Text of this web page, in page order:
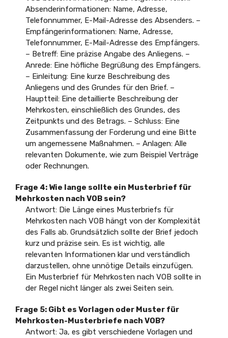
Absenderinformationen: Name, Adresse,
Telefonnummer, E-Mail-Adresse des Absenders. –
Empfängerinformationen: Name, Adresse,
Telefonnummer, E-Mail-Adresse des Empfängers.
– Betreff: Eine präzise Angabe des Anliegens. –
Anrede: Eine höfliche Begrüßung des Empfängers.
– Einleitung: Eine kurze Beschreibung des
Anliegens und des Grundes für den Brief. –
Hauptteil: Eine detaillierte Beschreibung der
Mehrkosten, einschließlich des Grundes, des
Zeitpunkts und des Betrags. – Schluss: Eine
Zusammenfassung der Forderung und eine Bitte
um angemessene Maßnahmen. – Anlagen: Alle
relevanten Dokumente, wie zum Beispiel Verträge
oder Rechnungen.
Frage 4: Wie lange sollte ein Musterbrief für
Mehrkosten nach VOB sein?
Antwort: Die Länge eines Musterbriefs für
Mehrkosten nach VOB hängt von der Komplexität
des Falls ab. Grundsätzlich sollte der Brief jedoch
kurz und präzise sein. Es ist wichtig, alle
relevanten Informationen klar und verständlich
darzustellen, ohne unnötige Details einzufügen.
Ein Musterbrief für Mehrkosten nach VOB sollte in
der Regel nicht länger als zwei Seiten sein.
Frage 5: Gibt es Vorlagen oder Muster für
Mehrkosten-Musterbriefe nach VOB?
Antwort: Ja, es gibt verschiedene Vorlagen und